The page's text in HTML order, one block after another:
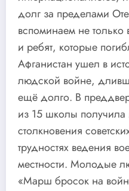
долг за пределами
вспоминаем не
и ребят, которые
Афганистан ушел в
людской войне,
ещё долго. В
из 15 школы
столкновения
трудностях ведения
местности. Молодые
«Марш бросок на